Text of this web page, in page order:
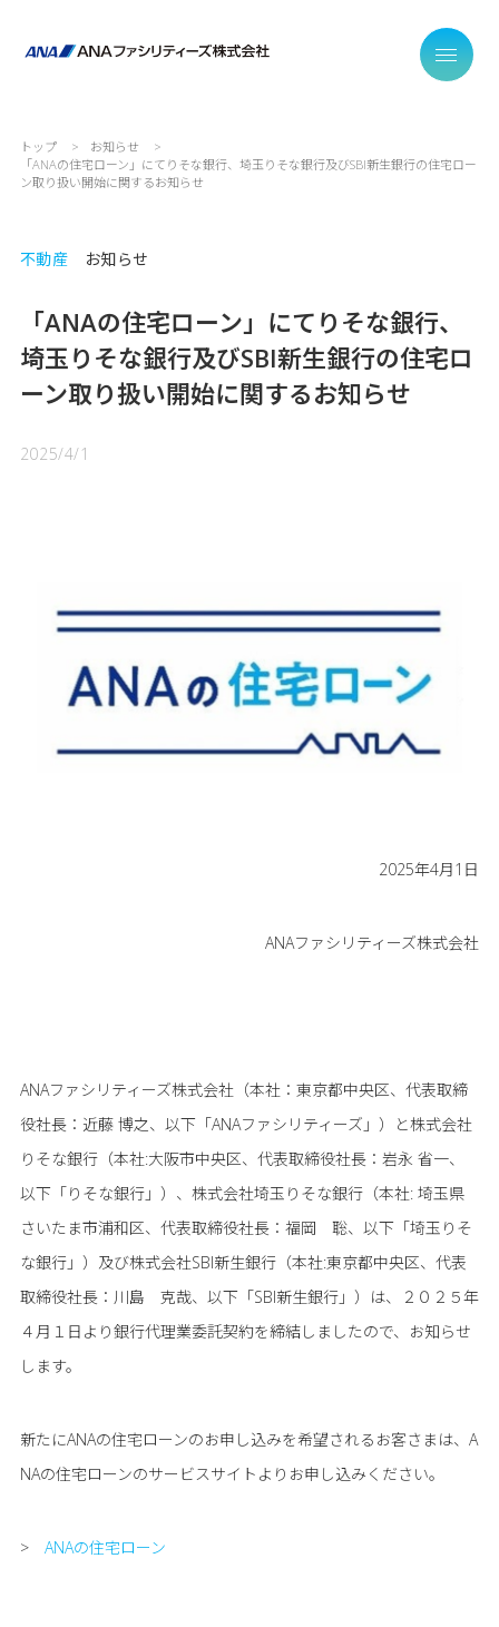
トップ
お知らせ
「ANAの住宅ローン」にてりそな銀行、埼玉りそな銀行及びSBI新生銀行の住宅ロー
ン取り扱い開始に関するお知らせ
不動産 お知らせ
「ANAの住宅ローン」にてりそな銀行、
埼玉りそな銀行及びSBI新生銀行の住宅ロ
ーン取り扱い開始に関するお知らせ
2025/4/1
2025年4月1日
ANAファシリティーズ株式会社
ANAファシリティーズ株式会社（本社：東京都中央区、代表取締
役社長：近藤 博之、以下「ANAファシリティーズ」）と株式会社
りそな銀行（本社:大阪市中央区、代表取締役社長：岩永 省一、
以下「りそな銀行」）、株式会社埼玉りそな銀行（本社: 埼玉県
さいたま市浦和区、代表取締役社長：福岡 聡、以下「埼玉りそ
な銀行」）及び株式会社SBI新生銀行（本社:東京都中央区、代表
取締役社長：川島 克哉、以下「SBI新生銀行」）は、２０２５年
４月１日より銀行代理業委託契約を締結しましたので、お知らせ
します。
新たにANAの住宅ローンのお申し込みを希望されるお客さまは、A
NAの住宅ローンのサービスサイトよりお申し込みください。
> ANAの住宅ローン